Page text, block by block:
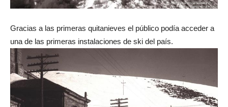
Gracias a las primeras quitanieves el público podía acceder a
una de las primeras instalaciones de ski del país.